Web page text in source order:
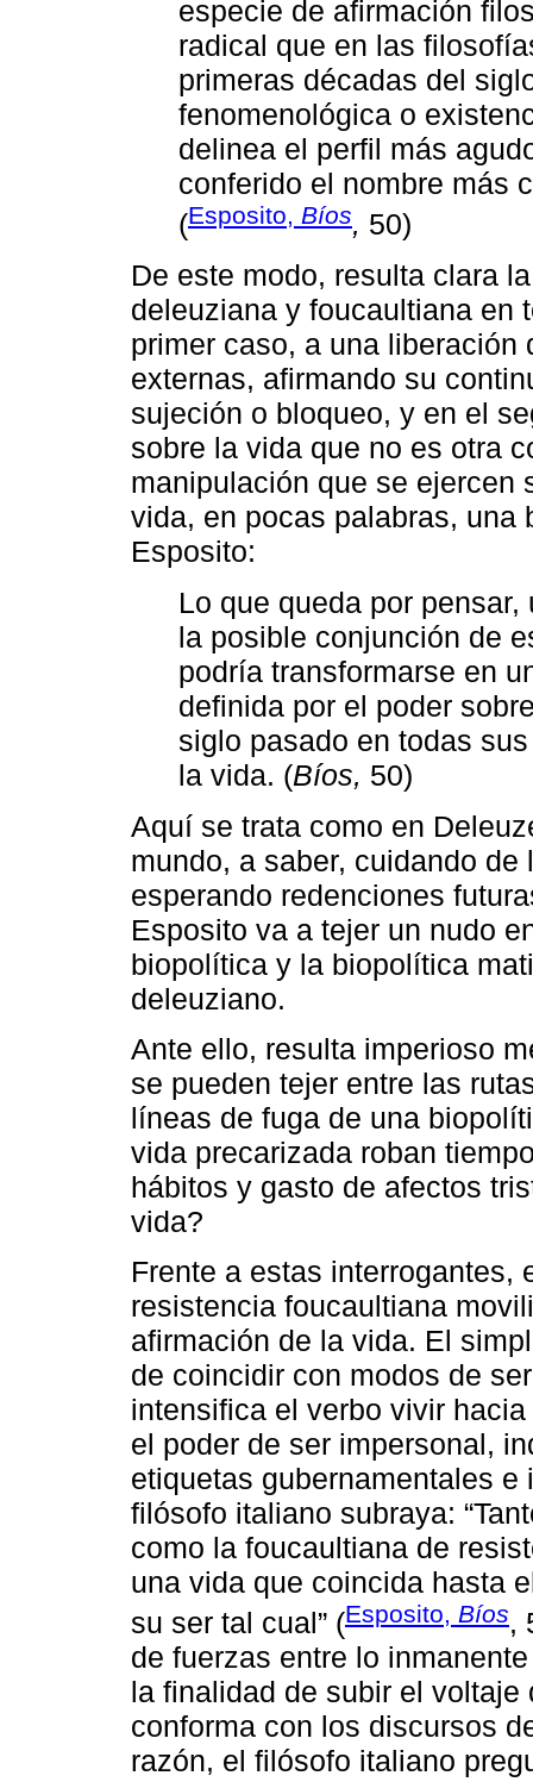
especie de afirmación
radical que en las
primeras décadas del
fenomenológica o
delinea el perfil más
conferido el nombre
(Esposito, Bíos, 50)
De este modo, resulta clara
deleuziana y foucaultiana en
primer caso, a una
externas, afirmando su
sujeción o bloqueo, y en el
sobre la vida que no es otra
manipulación que se ejercen
vida, en pocas palabras, una
Esposito:
Lo que queda por
la posible conjunción de
podría transformarse en
definida por el poder
siglo pasado en todas
la vida. (Bíos, 50)
Aquí se trata como en
mundo, a saber, cuidando
esperando redenciones
Esposito va a tejer un nudo
biopolítica y la biopolítica
deleuziano.
Ante ello, resulta imperioso
se pueden tejer entre las
líneas de fuga de una
vida precarizada roban
hábitos y gasto de afectos
vida?
Frente a estas interrogantes,
resistencia foucaultiana
afirmación de la vida. El
de coincidir con modos de
intensifica el verbo vivir
el poder de ser impersonal,
etiquetas gubernamentales
filósofo italiano subraya:
como la foucaultiana de
una vida que coincida hasta
su ser tal cual” (Esposito, Bíos,
de fuerzas entre lo
la finalidad de subir el
conforma con los discursos
razón, el filósofo italiano